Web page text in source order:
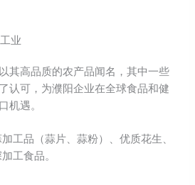
业
其高品质的农产品闻名，其中一些
认可，为濮阳企业在全球食品和健
机遇。
加工品（蒜片、蒜粉）、优质花生、
工食品。